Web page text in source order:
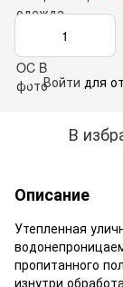
% Войти для
В
Описание
Утепленная
пропитанного
изнутри